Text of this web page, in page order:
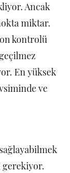
Ancak
miktar.
kontrolü
En yüksek
ve
gerekiyor.